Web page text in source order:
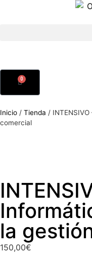
0
Inicio / Tienda /
comercial
la
150,00€